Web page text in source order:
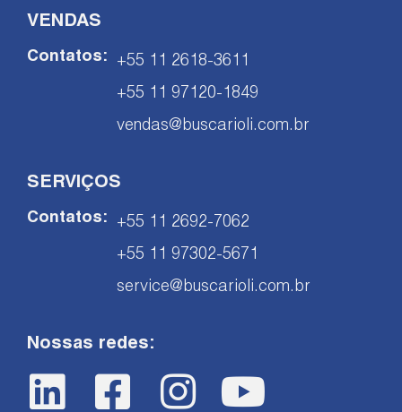
VENDAS
Contatos:
+55 11 2618-3611
+55 11 97120-1849
vendas@buscarioli.com.br
SERVIÇOS
Contatos:
+55 11 2692-7062
+55 11 97302-5671
service@buscarioli.com.br
Nossas redes: